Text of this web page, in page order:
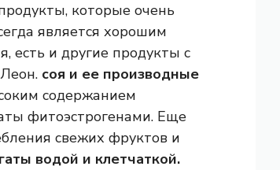
которые очень
является хорошим
есть и другие продукты с
соя и ее производные
содержанием
фитоэстрогенами. Еще
свежих фруктов и
водой и клетчаткой.